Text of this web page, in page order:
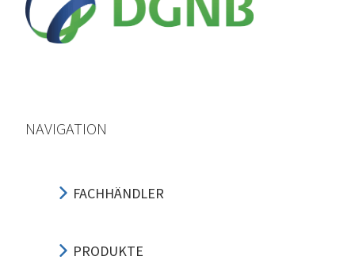
NAVIGATION
FACHHÄNDLER
PRODUKTE